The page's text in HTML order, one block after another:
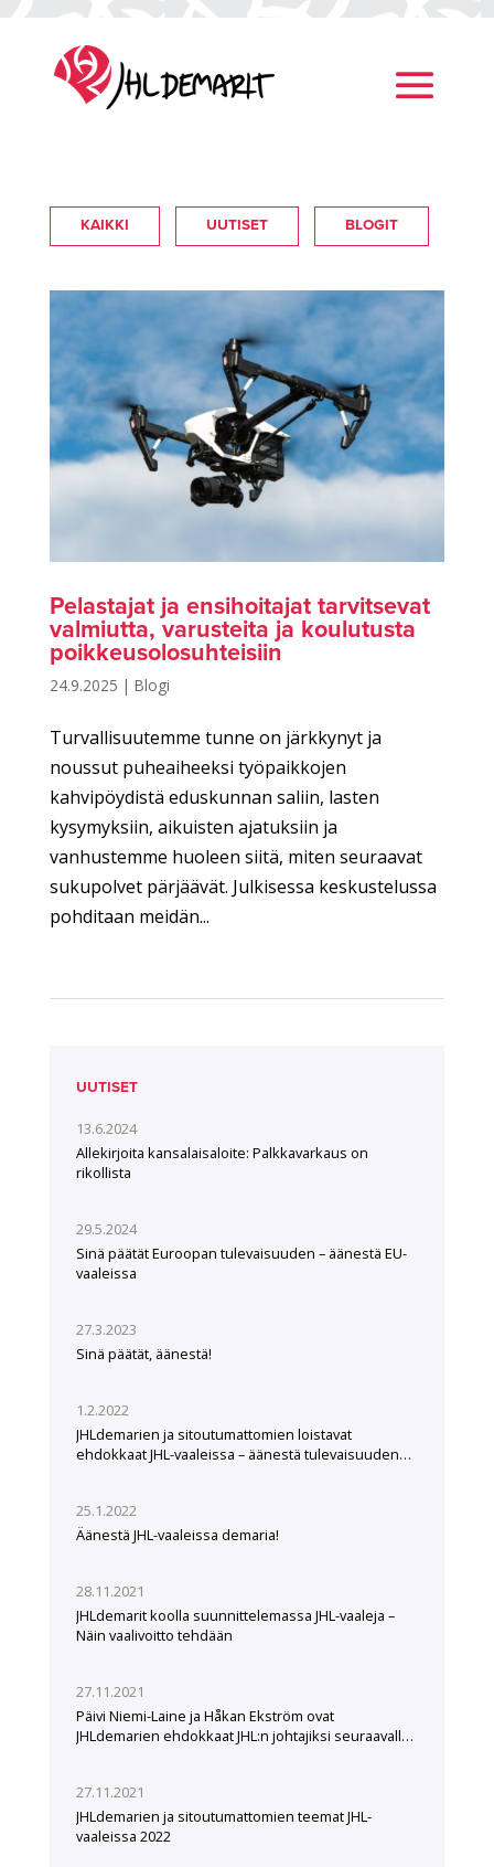
KAIKKI UUTISET BLOGIT
Pelastajat ja ensihoitajat tarvitsevat
valmiutta, varusteita ja koulutusta
poikkeusolosuhteisiin
24.9.2025 | Blogi
Turvallisuutemme tunne on järkkynyt ja
noussut puheaiheeksi työpaikkojen
kahvipöydistä eduskunnan saliin, lasten
kysymyksiin, aikuisten ajatuksiin ja
vanhustemme huoleen siitä, miten seuraavat
sukupolvet pärjäävät. Julkisessa keskustelussa
pohditaan meidän...
UUTISET
13.6.2024
Allekirjoita kansalaisaloite: Palkkavarkaus on
rikollista
29.5.2024
Sinä päätät Euroopan tulevaisuuden – äänestä EU-
vaaleissa
27.3.2023
Sinä päätät, äänestä!
1.2.2022
JHLdemarien ja sitoutumattomien loistavat
ehdokkaat JHL-vaaleissa – äänestä tulevaisuuden
25.1.2022
Äänestä JHL-vaaleissa demaria!
28.11.2021
JHLdemarit koolla suunnittelemassa JHL-vaaleja –
Näin vaalivoitto tehdään
27.11.2021
Päivi Niemi-Laine ja Håkan Ekström ovat
JHLdemarien ehdokkaat JHL:n johtajiksi seuraavalle
27.11.2021
JHLdemarien ja sitoutumattomien teemat JHL-
vaaleissa 2022